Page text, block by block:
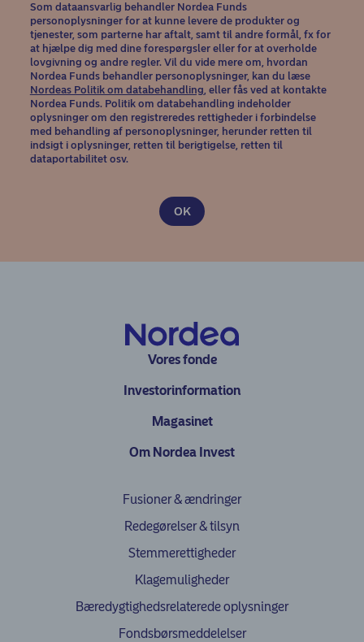
Som dataansvarlig behandler Nordea Funds
personoplysninger for at kunne levere de produkter og
tjenester, som parterne har aftalt, samt til andre formål, fx for
at hjælpe dig med dine forespørgsler eller for at overholde
lovgivning og andre regler. Vil du vide mere om, hvordan
Nordea Funds behandler personoplysninger, kan du læse
Nordeas Politik om databehandling(opens in new window)
, eller fås ved at kontakte
Nordea Funds. Politik om databehandling indeholder
oplysninger om den registreredes rettigheder i forbindelse
med behandling af personoplysninger, herunder retten til
indsigt i oplysninger, retten til berigtigelse, retten til
dataportabilitet osv.
Vores fonde
Investorinformation
Magasinet
Om Nordea Invest
Fusioner & ændringer
Redegørelser & tilsyn
Stemmerettigheder
Klagemuligheder
Bæredygtighedsrelaterede oplysninger(opens in
Fondsbørsmeddelelser